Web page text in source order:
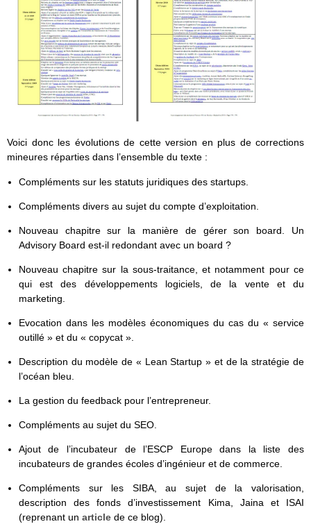
Voici donc les évolutions de cette version en plus de corrections
mineures réparties dans l’ensemble du texte :
Compléments sur les statuts juridiques des startups.
Compléments divers au sujet du compte d’exploitation.
Nouveau chapitre sur la manière de gérer son board. Un
Advisory Board est-il redondant avec un board ?
Nouveau chapitre sur la sous-traitance, et notamment pour ce
qui est des développements logiciels, de la vente et du
marketing.
Evocation dans les modèles économiques du cas du « service
outillé » et du « copycat ».
Description du modèle de « Lean Startup » et de la stratégie de
l’océan bleu.
La gestion du feedback pour l’entrepreneur.
Compléments au sujet du SEO.
Ajout de l’incubateur de l’ESCP Europe dans la liste des
incubateurs de grandes écoles d’ingénieur et de commerce.
Compléments sur les SIBA, au sujet de la valorisation,
description des fonds d’investissement Kima, Jaina et ISAI
(reprenant un articlede ce blog).